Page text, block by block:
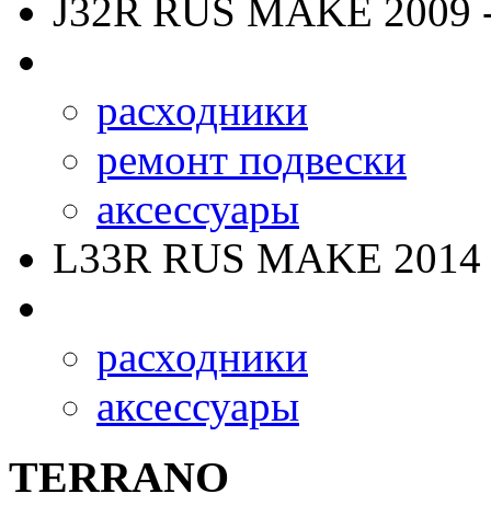
J32R RUS MAKE 2009
расходники
ремонт подвески
аксессуары
L33R RUS MAKE 2014
расходники
аксессуары
TERRANO